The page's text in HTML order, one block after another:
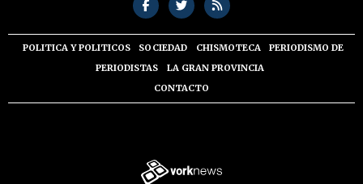
POLITICA Y POLITICOS SOCIEDAD CHISMOTECA
PERIODISMO DE
PERIODISTAS
LA GRAN PROVINCIA
CONTACTO